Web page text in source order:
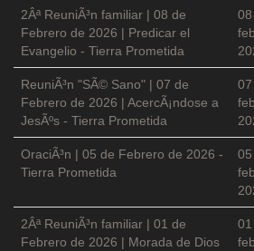
2Âª ReuniÃ³n familiar | 08 de
Febrero de 2026 | Predicar el
Evangelio - Tierra Prometida
08
ReuniÃ³n "SÃ© Sano" | 07 de
Febrero de 2026 | AcercÃ¡ndose a
JesÃºs - Tierra Prometida
07
OraciÃ³n | 05 de Febrero de 2026 -
Tierra Prometida
05
2Âª ReuniÃ³n familiar | 01 de
Febrero de 2026 | Morada de Dios
01